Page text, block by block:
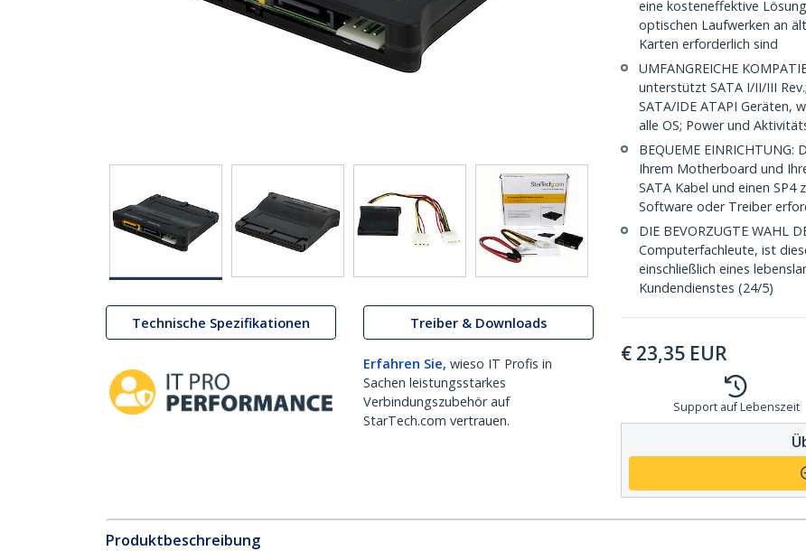
Technische Spezifikationen Treiber & Downloads
Erfahren Sie, wieso IT Profis in
Sachen leistungsstarkes
Verbindungszubehör auf
StarTech.com vertrauen.
eine kosteneffektive
optischen Laufwerken an
Karten erforderlich sind
UMFANGREICHE
unterstützt SATA I/II/III
SATA/IDE ATAPI Geräten,
alle OS; Power und
BEQUEME
Ihrem Motherboard und
SATA Kabel und einen SP4
Software oder Treiber
DIE BEVORZUGTE WAHL
Computerfachleute, ist
einschließlich eines
Kundendienstes (24/5)
€ 23,35 EUR
Support auf Lebenszeit
Produktbeschreibung